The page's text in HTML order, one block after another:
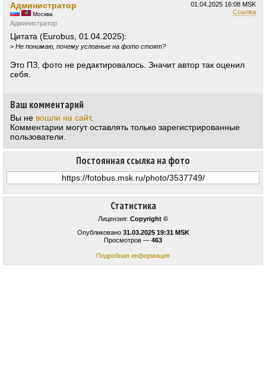
Статистика
Лицензия: Copyright ©
Опубликовано 31.03.2025 19:31 MSK
Просмотров — 463
Подробная информация
Постоянная ссылка на фото
01.04.2025 16:08 MSK
Ссылка
Администратор
Москва
Администратор
Цитата (Eurobus, 01.04.2025):
> Не понимаю, почему условные на фото стоят?
Это ПЗ, фото не редактировалось. Значит автор так оценил
себя.
Ваш комментарий
Вы не вошли на сайт.
Комментарии могут оставлять только зарегистрированные
пользователи.